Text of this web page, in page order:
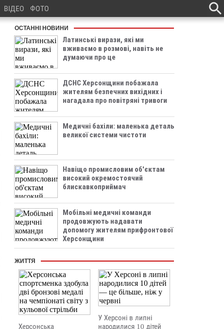
ВІДЕО ФОТО
ОСТАННІ НОВИНИ
Латинські вирази, які ми
вживаємо в розмові, навіть не
думаючи про це
ДСНС Херсонщини побажала
жителям безпечних вихідних і
нагадала про повітряні тривоги
Медичні бахіли: маленька деталь
великої системи чистоти
Навіщо промисловим об'єктам
високий окремостоячий
блискавкоприймач
Мобільні медичні команди
продовжують надавати
допомогу жителям прифронтової
Херсонщини
ЖИТТЯ
Херсонська
У Херсоні в липні
народилися 10 дітей